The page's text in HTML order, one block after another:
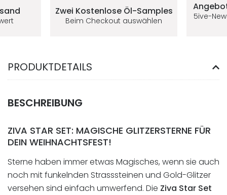
Zwei Kostenlose Öl-Samples
Beim Checkout auswählen 5ive-
PRODUKTDETAILS
BESCHREIBUNG
ZIVA STAR SET: MAGISCHE GLITZERSTERNE FÜR
DEIN WEIHNACHTSFEST!
Sterne haben immer etwas Magisches, wenn sie auch
noch mit funkelnden Strasssteinen und Gold-Glitzer
versehen sind einfach umwerfend. Die Ziva Star Set